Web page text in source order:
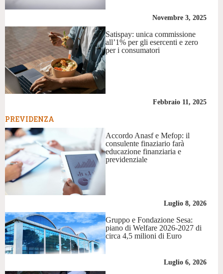
Novembre 3, 2025
Satispay: unica commissione
all’1% per gli esercenti e zero
per i consumatori
Febbraio 11, 2025
PREVIDENZA
Accordo Anasf e Mefop: il
consulente finaziario farà
educazione finanziaria e
previdenziale
Luglio 8, 2026
Gruppo e Fondazione Sesa:
piano di Welfare 2026-2027 di
circa 4,5 milioni di Euro
Luglio 6, 2026